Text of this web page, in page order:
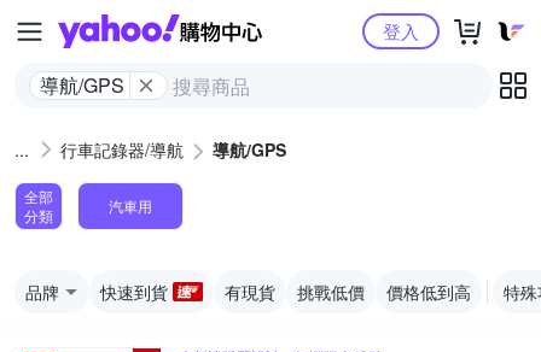
Yahoo購物中心
導航/GPS
登入
行車記錄器/導航 導航/GPS
全部
分類
汽車用
品牌 快速到貨 有現貨 挑戰低價 價格低到高 特